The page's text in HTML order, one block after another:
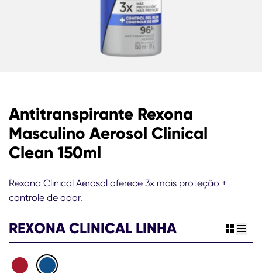
Antitranspirante Rexona
Masculino Aerosol Clinical
Clean 150ml
Rexona Clinical Aerosol oferece 3x mais proteção +
controle de odor.
REXONA CLINICAL LINHA view